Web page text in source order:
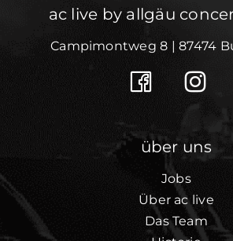
ac live by allgäu
Campimontweg 8 | 87474
über uns
Jobs
Über ac live
Das Team